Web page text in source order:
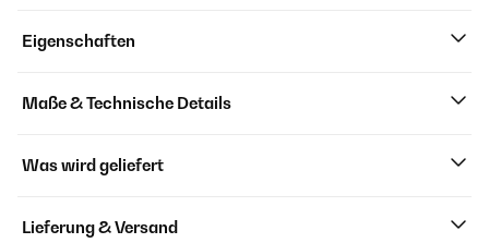
Eigenschaften
Maße & Technische Details
Was wird geliefert
Lieferung & Versand